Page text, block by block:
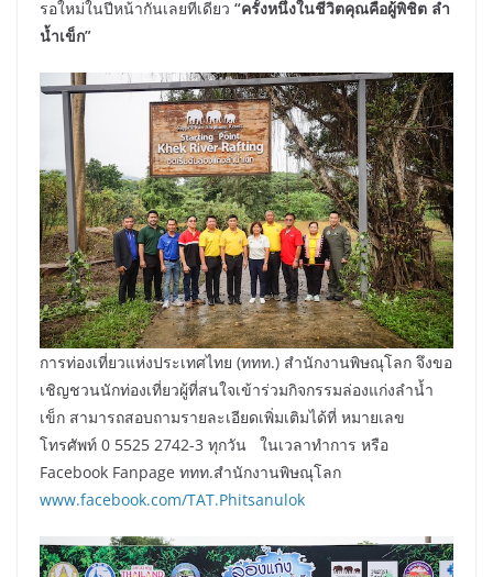
รอใหม่ในปีหน้ากันเลยทีเดียว “ครั้งหนึ่งในชีวิตคุณคือผู้พิชิต ลำ
น้ำเข็ก”
การท่องเที่ยวแห่งประเทศไทย (ททท.) สำนักงานพิษณุโลก จึงขอ
เชิญชวนนักท่องเที่ยวผู้ที่สนใจเข้าร่วมกิจกรรมล่องแก่งลำน้ำ
เข็ก สามารถสอบถามรายละเอียดเพิ่มเติมได้ที่ หมายเลข
โทรศัพท์ 0 5525 2742-3 ทุกวัน ในเวลาทำการ หรือ
Facebook Fanpage ททท.สำนักงานพิษณุโลก
www.facebook.com/TAT.Phitsanulok